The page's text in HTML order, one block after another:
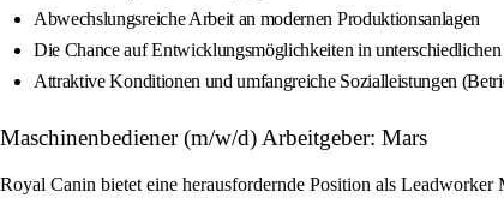
Abwechslungsreiche Arbeit an modernen Produktionsanlagen
Die Chance auf Entwicklungsmöglichkeiten in
Attraktive Konditionen und umfangreiche Sozialleistungen
Maschinenbediener (m/w/d) Arbeitgeber: Mars
Royal Canin bietet eine herausfordernde Position als